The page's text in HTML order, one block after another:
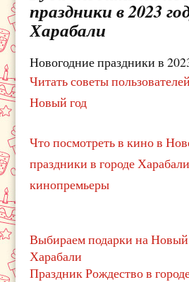
праздники в 2023
Харабали
Новогодние праздники в
Читать советы
Новый год
Что посмотреть в кино в
праздники в городе
кинопремьеры
Выбираем подарки на Новый
Харабали
Праздник Рождество в